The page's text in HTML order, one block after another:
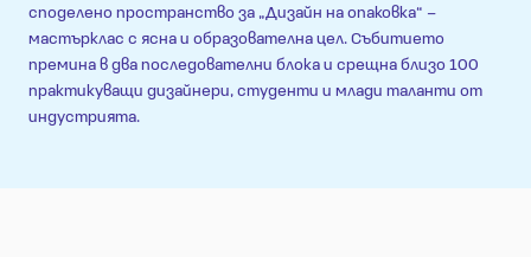
споделено пространство за „Дизайн на опаковка“ –
мастърклас с ясна и образователна цел. Събитието
премина в два последователни блока и срещна близо 100
практикуващи дизайнери, студенти и млади таланти от
индустрията.